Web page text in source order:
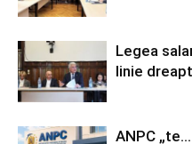
Legea
linie
ANPC